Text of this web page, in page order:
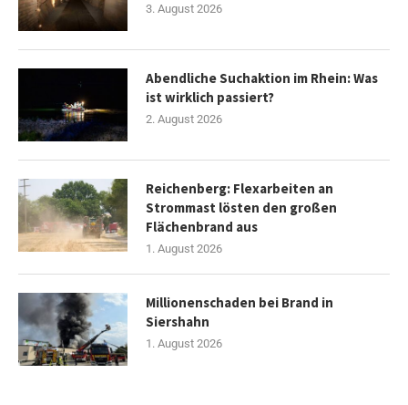
3. August 2026
Abendliche Suchaktion im Rhein: Was
ist wirklich passiert?
2. August 2026
Reichenberg: Flexarbeiten an
Strommast lösten den großen
Flächenbrand aus
1. August 2026
Millionenschaden bei Brand in
Siershahn
1. August 2026